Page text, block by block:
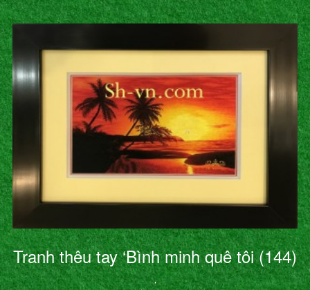
Tranh thêu tay ‘Bình minh quê tôi (144)
’